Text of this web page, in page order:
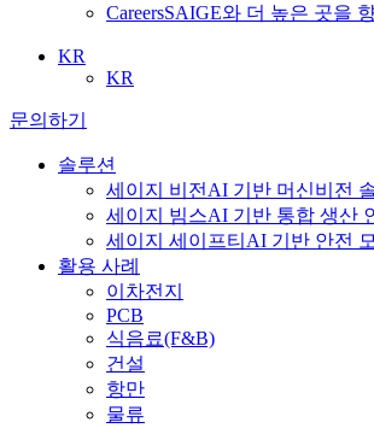
CareersSAIGE와 더 높은 곳을
KR
KR
문의하기
솔루션
세이지 비전 AI 기반 머신비전
세이지 빔스AI 기반 통합 생산
세이지 세이프티 AI 기반 안전
활용 사례
이차전지
PCB
식음료(F&B)
건설
항만
물류